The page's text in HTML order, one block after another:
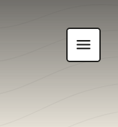
Toon
navigatie